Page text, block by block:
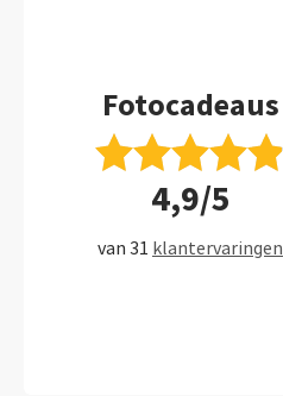
Fotocadeaus
4,9/5
van 31 klantervaringen